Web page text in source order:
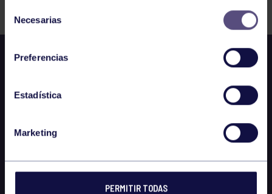
consentimiento
Necesarias
Preferencias
Estadística
Marketing
PERMITIR TODAS